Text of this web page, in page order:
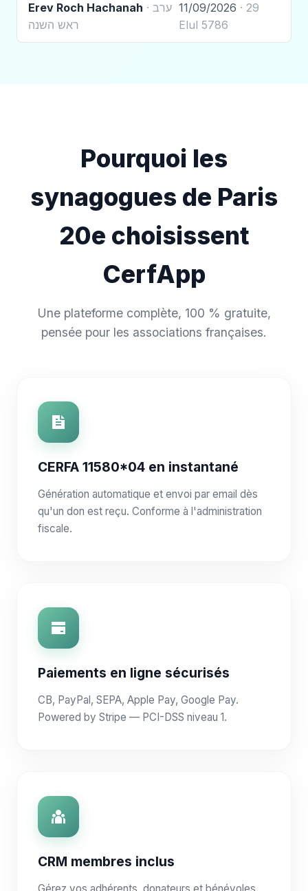
Erev Roch Hachanah · ערב
ראש השנה
11/09/2026 · 29
Elul 5786
Pourquoi les
synagogues de Paris
20e choisissent
CerfApp
Une plateforme complète, 100 % gratuite,
pensée pour les associations françaises.
CERFA 11580*04 en instantané
Génération automatique et envoi par email dès
qu'un don est reçu. Conforme à l'administration
fiscale.
Paiements en ligne sécurisés
CB, PayPal, SEPA, Apple Pay, Google Pay.
Powered by Stripe — PCI-DSS niveau 1.
CRM membres inclus